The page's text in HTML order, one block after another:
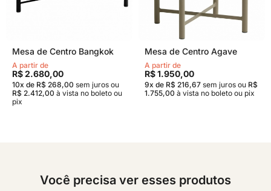
Mesa de Centro Bangkok
A partir de
R$ 2.680,00
10x de R$ 268,00 sem juros ou
R$ 2.412,00 à vista no boleto ou
pix
Mesa de Centro Agave
A partir de
R$ 1.950,00
9x de R$ 216,67 sem juros ou R$
1.755,00 à vista no boleto ou pix
Você precisa ver esses produtos